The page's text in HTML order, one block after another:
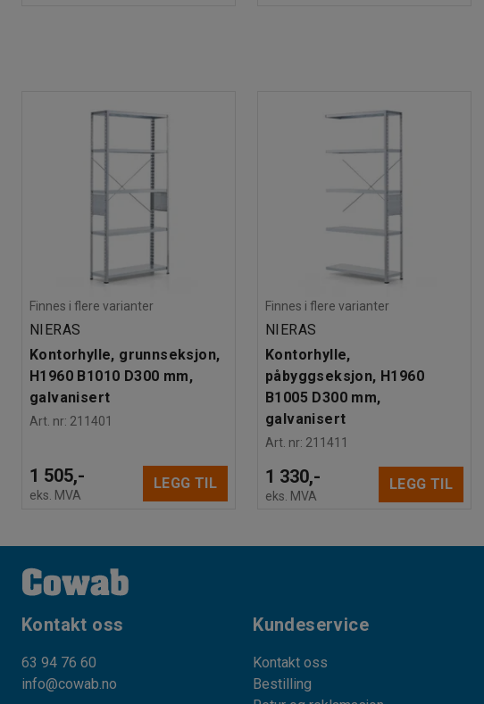
Finnes i flere varianter
NIERAS
Kontorhylle, grunnseksjon,
H1960 B1010 D300 mm,
galvanisert
Art. nr: 211401
1 505,-
eks. MVA
LEGG TIL
Finnes i flere varianter
NIERAS
Kontorhylle,
påbyggseksjon, H1960
B1005 D300 mm,
galvanisert
Art. nr: 211411
1 330,-
eks. MVA
LEGG TIL
Kontakt oss
63 94 76 60
info@cowab.no
Kundeservice
Kontakt oss
Bestilling